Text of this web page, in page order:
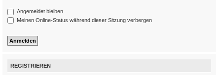
Angemeldet bleiben
Meinen Online-Status während dieser Sitzung verbergen
REGISTRIEREN